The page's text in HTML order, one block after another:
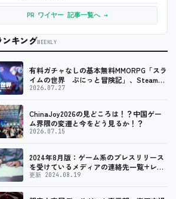
PR ワイヤー 記事一覧へ →
キングWEEKLY
有料ガチャなしの基本無料MMORPG「スラ
イムの世界 ぷにっと冒険記」、Steam向
けの無料体験版が8月末に配信決定
2026.07.27
ChinaJoy2026の見どころは！？中国ゲー
ム界隈の変遷と今をどう見るか！？
2026.07.15
2024年8月版：ゲーム系のプレスリリース
を受けているメディアの連絡先一覧+レビ
ュー依頼先一覧
更新 2024.08.19